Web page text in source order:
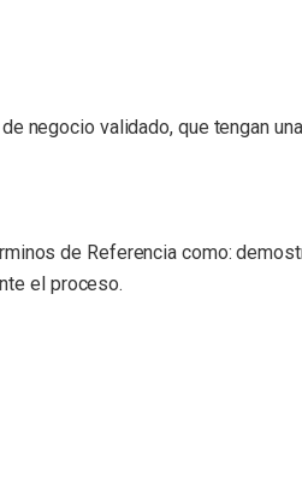
negocio validado, que tengan
de Referencia como:
el proceso.